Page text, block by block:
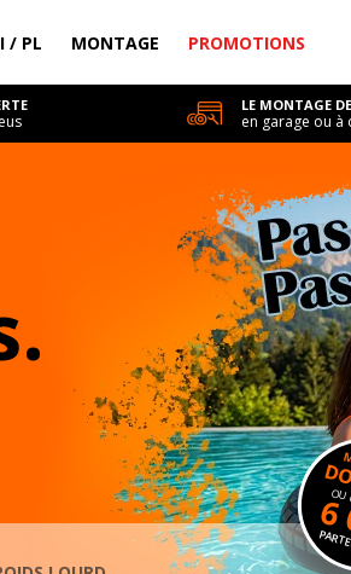
/ PL MONTAGE PROMOTIONS
LE MONTAGE
en garage ou à
6